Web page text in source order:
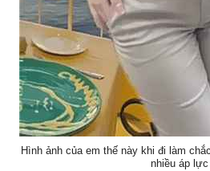
Hình ảnh của em thế này khi đi làm
nhiều áp lực